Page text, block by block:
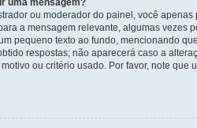
ou moderador do painel, você
a mensagem relevante, algumas vezes
pequeno texto ao fundo, mencionando
respostas; não aparecerá caso a
ou critério usado. Por favor, note